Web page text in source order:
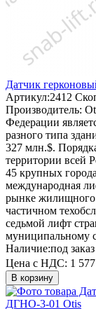
Датчик
Артикул:2412
Производитель:
Федерации
разного типа
327 млн.$.
территории всей
45 крупных
международная
рынке жилищного
частичном
седьмой лифт
муниципальному
Наличие:под заказ
Цена с НДС: 1
В корзину